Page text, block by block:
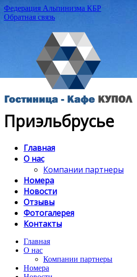
Федерация Альпинизма КБР
Обратная связь
Приэльбрусье
Главная
О нас
Компании партнеры
Номера
Новости
Отзывы
Фотогалерея
Контакты
Главная
О нас
Компании партнеры
Номера